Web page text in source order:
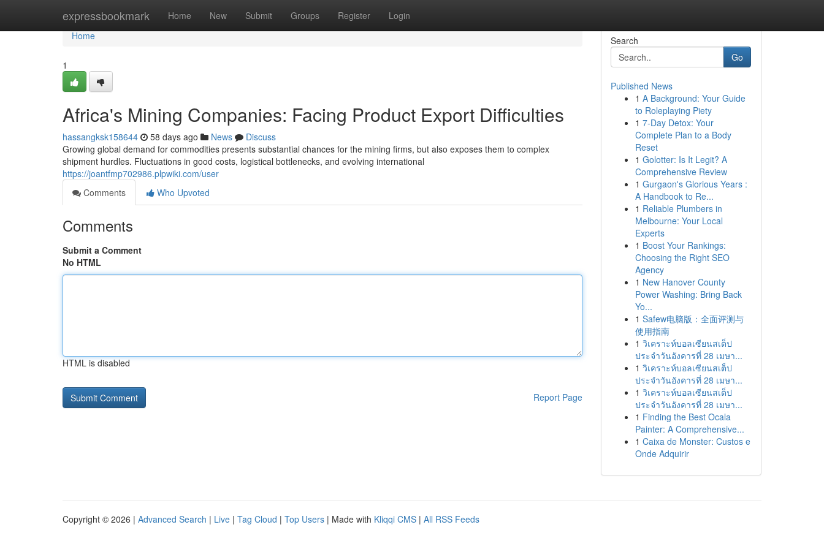
expressbookmark Home New Submit Groups Register Login
Home
Home
1
Africa's Mining Companies: Facing Product Export Difficulties
hassangksk158644 58 days ago News
Discuss
Growing global demand for commodities presents substantial chances for the mining firms, but also exposes them to complex
shipment hurdles. Fluctuations in good costs, logistical bottlenecks, and evolving international
https://joantfmp702986.plpwiki.com/user
Comments
Who Upvoted
Comments
Submit a Comment
No HTML
HTML is disabled
Report Page
Search
Go
Published News
1 A Background: Your Guide
to Roleplaying Piety
1 7-Day Detox: Your
Complete Plan to a Body
Reset
1 Golotter: Is It Legit? A
Comprehensive Review
1 Gurgaon's Glorious Years :
A Handbook to Re...
1 Reliable Plumbers in
Melbourne: Your Local
Experts
1 Boost Your Rankings:
Choosing the Right SEO
Agency
1 New Hanover County
Power Washing: Bring Back
Yo...
1 Safew电脑版：全面评测与
使用指南
1 วิเคราะห์บอลเซียนสเต็ป
ประจำวันอังคารที่ 28 เมษา...
1 วิเคราะห์บอลเซียนสเต็ป
ประจำวันอังคารที่ 28 เมษา...
1 วิเคราะห์บอลเซียนสเต็ป
ประจำวันอังคารที่ 28 เมษา...
1 Finding the Best Ocala
Painter: A Comprehensive...
1 Caixa de Monster: Custos e
Onde Adquirir
Copyright © 2026 | Advanced Search | Live | Tag Cloud | Top Users | Made with Kliqqi CMS | All RSS Feeds